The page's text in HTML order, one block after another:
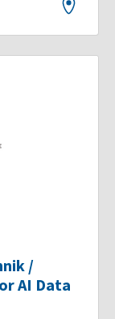
/
AI Data